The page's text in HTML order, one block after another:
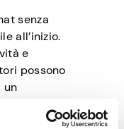
senza
all’inizio.
e
possono
un